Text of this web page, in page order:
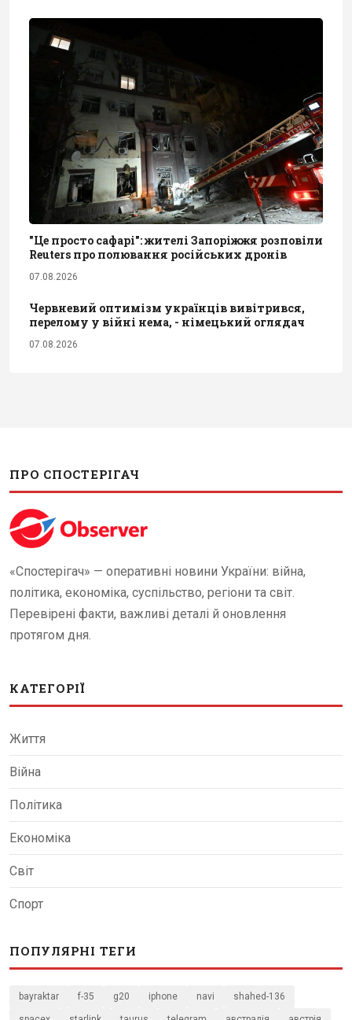
"Це просто сафарі": жителі Запоріжжя розповіли
Reuters про полювання російських дронів
07.08.2026
Червневий оптимізм українців вивітрився,
перелому у війні нема, - німецький оглядач
07.08.2026
ПРО СПОСТЕРІГАЧ
«Спостерігач» — оперативні новини України: війна,
політика, економіка, суспільство, регіони та світ.
Перевірені факти, важливі деталі й оновлення
протягом дня.
КАТЕГОРІЇ
Життя
Війна
Політика
Економіка
Світ
Спорт
ПОПУЛЯРНІ ТЕГИ
bayraktar f-35 g20 iphone navi shahed-136